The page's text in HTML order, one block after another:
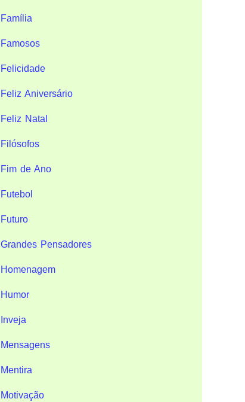
Família
Famosos
Felicidade
Feliz Aniversário
Feliz Natal
Filósofos
Fim de Ano
Futebol
Futuro
Grandes Pensadores
Homenagem
Humor
Inveja
Mensagens
Mentira
Motivação